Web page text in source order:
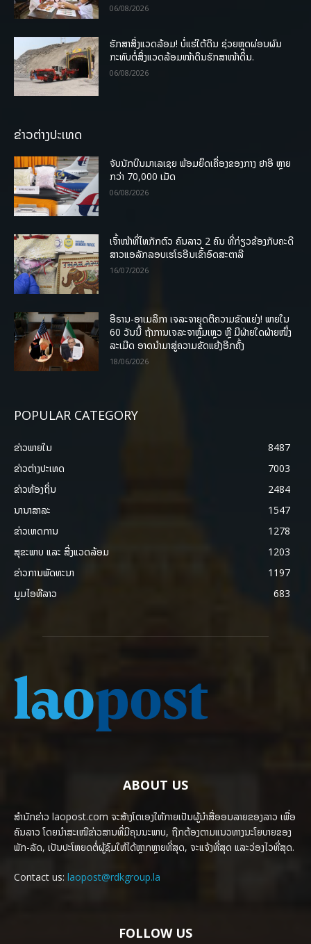
06/08/2026
ຮັກສາສິ່ງແວດລ້ອມ! ບໍ່ແຮ່ໃຕ້ດິນ ຊ່ວຍຫຼຸດຜ່ອນຜົນ
ກະທົບຕໍ່ສິ່ງແວດລ້ອມໜ້າດິນຮັກສາໜ້າດິນ.
06/08/2026
ຂ່າວຕ່າງປະເທດ
ຈັບນັກບິນມາເລເຊຍ ພ້ອມຍຶດເຄື່ອງຂອງກາງ ຢາອີ ຫຼາຍ
ກວ່າ 70,000 ເມັດ
06/08/2026
ເຈົ້າໜ້າທີ່ໄທກັກຕົວ ຄົນລາວ 2 ຄົນ ທີ່ກ່ຽວຂ້ອງກັບຄະດີ
ສາວແອລັກລອບເຮໂຣອີນເຂົ້າອົດສະຕາລີ
16/07/2026
ອີຣານ-ອາເມລິກາ ເຈລະຈາຍຸດຕິຄວາມຂັດແຍ່ງ! ພາຍໃນ
60 ວັນນີ້ ຖ້າການເຈລະຈາຫຼົ້ມເຫຼວ ຫຼື ມີຝ່າຍໃດຝ່າຍໜຶ່ງ
ລະເມີດ ອາດນໍາມາສູ່ຄວາມຂັດແຍ້ງອີກຄັ້ງ
18/06/2026
POPULAR CATEGORY
ຂ່າວພາຍ​ໃນ
8487
ຂ່າວຕ່າງປະເທດ
7003
ຂ່າວທ້ອງຖິ່ນ
2484
ນານາສາລະ
1547
ຂ່າວເຫດການ
1278
ສຸຂະພາບ ແລະ ສີ່ງແວດລ້ອມ
1203
ຂ່າວການພັດທະນາ
1197
ມູມໄອທີລາວ
683
ABOUT US
ສຳນັກຂ່າວ laopost.com ຈະສ້າງໂຕເອງໃຫ້ກາຍເປັນຜູ້ນຳສື່ອອນລາຍຂອງລາວ ເພື່ອ
ຄົນລາວ ໂດຍນຳສະເໜີຂ່າວສານທີ່ມີຄຸນນະພາບ, ຖືກຕ້ອງຕາມແນວທາງນະໂຍບາຍຂອງ
ພັກ-ລັດ, ເປັນປະໂຫຍດຕໍ່ຜູ້ຊົມໃຫ້ໄດ້ຫຼາກຫຼາຍທີ່ສຸດ, ຈະແຈ້ງທີ່ສຸດ ແລະວ່ອງໄວທີ່ສຸດ.
Contact us: laopost@rdkgroup.la
FOLLOW US